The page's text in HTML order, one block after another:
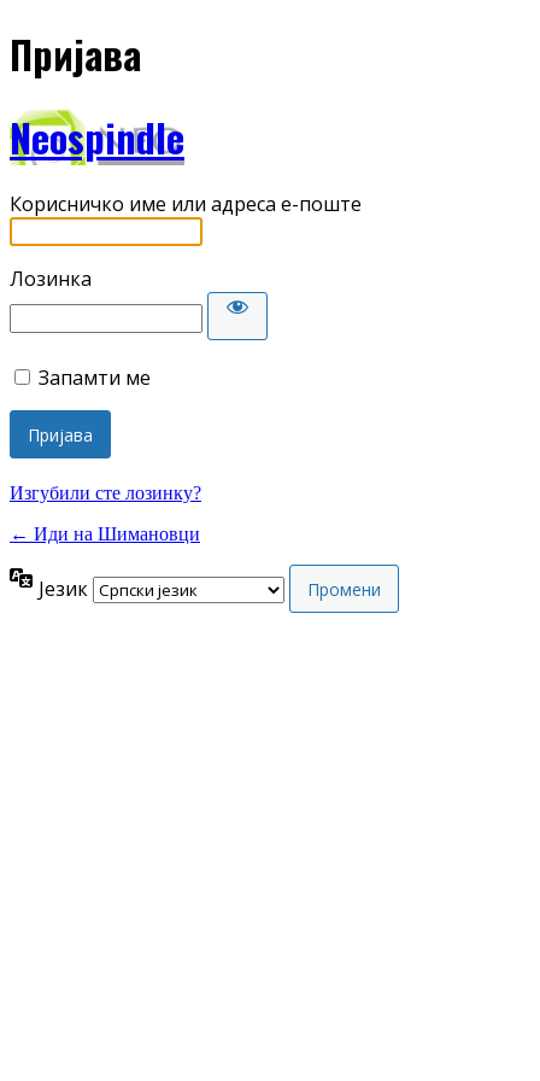
Пријава
Neospindle
Корисничко име или адреса е-поште
Лозинка
Запамти ме
Изгубили сте лозинку?
← Иди на Шимановци
Језик